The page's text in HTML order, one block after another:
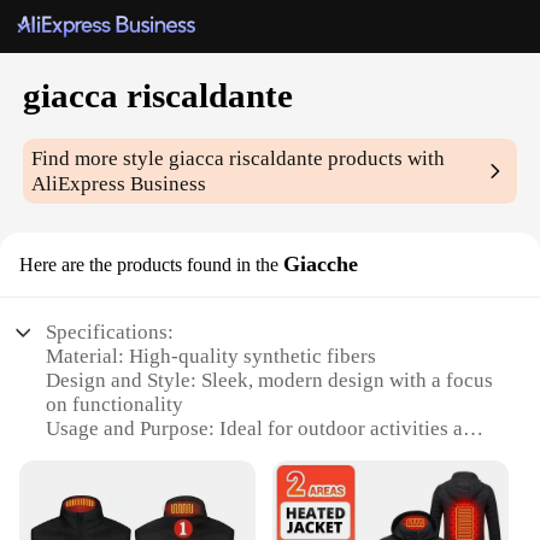
giacca riscaldante
Find more style giacca riscaldante products with
AliExpress Business
Here are the products found in the Giacche
Specifications:
Material: High-quality synthetic fibers
Design and Style: Sleek, modern design with a focus
on functionality
Usage and Purpose: Ideal for outdoor activities and
Performance and Property: Advanced heating
technology for warmth and comfort
Parts and Accessories: Comes with a convenient